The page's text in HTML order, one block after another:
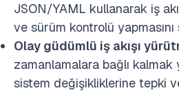
JSON/YAML kullanarak iş
ve sürüm kontrolü yapmasını
Olay güdümlü iş akışı
zamanlamalara bağlı kalmak
sistem değişikliklerine tepki